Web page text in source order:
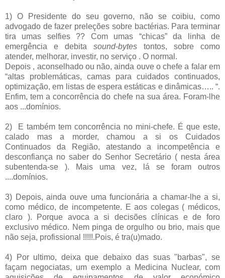
1) O Presidente do seu governo, não se coibiu, como
advogado de fazer preleções sobre bactérias. Para terminar
tira umas selfies ?? Com umas “chicas” da linha de
emergência e debita sound-bytes tontos, sobre como
atender, melhorar, investir, no serviço . O normal.
Depois , aconselhado ou não, ainda ouve o chefe a falar em
“altas problemáticas, camas para cuidados continuados,
optimização, em listas de espera estáticas e dinâmicas….. “.
Enfim, tem a concorrência do chefe na sua área. Foram-lhe
aos ...domínios.
2)
E também tem concorrência no mini-chefe. É que este,
calado mas a morder, chamou a si os Cuidados
Continuados da Região, atestando a incompetência e
desconfiança no saber do Senhor Secretário ( nesta área
subentenda-se ). Mais uma vez, lá se foram outros
....domínios.
3) Depois, ainda ouve uma funcionária a chamar-lhe a si,
como médico, de incompetente. E aos colegas ( médicos,
claro ). Porque avoca a si decisões clínicas e de foro
exclusivo médico. Nem pinga de orgulho ou brio, mais que
não seja, profissional !!!!!.Pois, é tra(u)mado.
4) Por ultimo, deixa que debaixo das suas "barbas", se
façam negociatas, um exemplo a Medicina Nuclear, com